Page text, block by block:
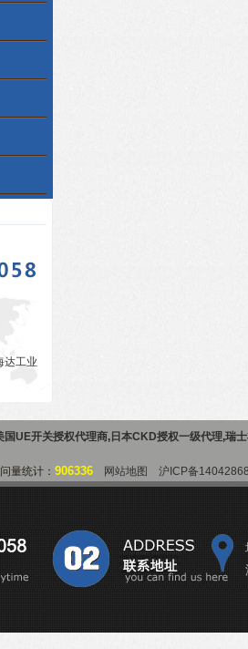
达工业
国UE开关授权代理商, 日本CKD授权一级代理,瑞
量统计： 906336 网站地图 沪ICP备